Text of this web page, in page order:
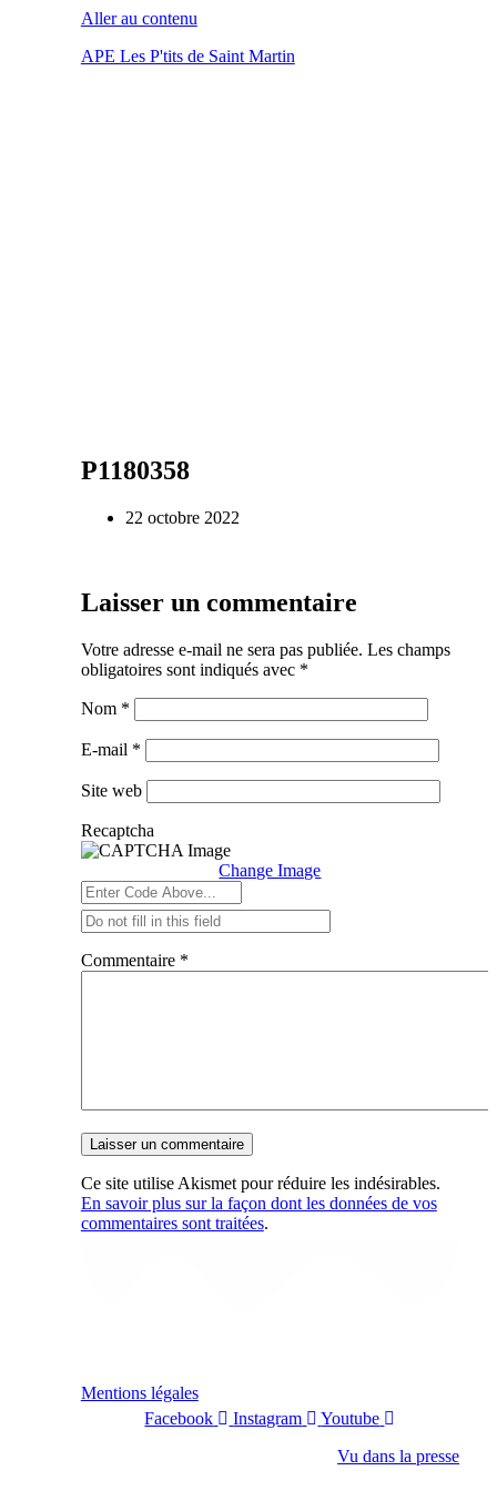
Aller au contenu
APE Les P'tits de Saint Martin
P1180358
22 octobre 2022
Laisser un commentaire
Votre adresse e-mail ne sera pas publiée. Les champs
obligatoires sont indiqués avec *
Nom *
E-mail *
Site web
Recaptcha
Change Image
Commentaire *
Ce site utilise Akismet pour réduire les indésirables.
En savoir plus sur la façon dont les données de vos
commentaires sont traitées.
Mentions légales
Facebook
Instagram
Youtube
Vu dans la presse